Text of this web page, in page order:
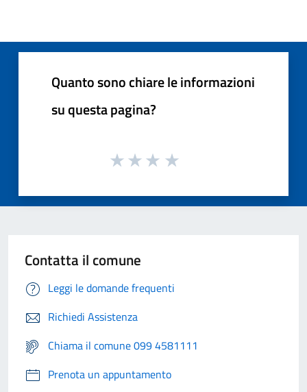
Quanto sono chiare le informazioni
su questa pagina?
Contatta il comune
Leggi le domande frequenti
Richiedi Assistenza
Chiama il comune 099 4581111
Prenota un appuntamento